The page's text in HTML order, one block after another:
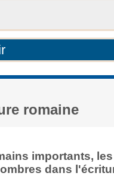
romaine
importants,
dans